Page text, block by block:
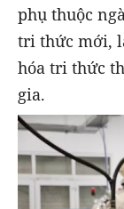
phụ thuộc
tri thức mới,
hóa tri thức
gia.